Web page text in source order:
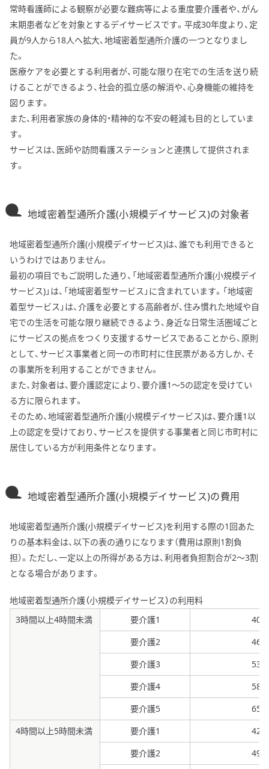
常時看護師による観察が必要な難病等による重度要介護者や、がん
末期患者などを対象とするデイサービスです。平成30年度より、定
員が9人から18人へ拡大、地域密着型通所介護の一つとなりまし
た。
医療ケアを必要とする利用者が、可能な限り在宅での生活を送り続
けることができるよう、社会的孤立感の解消や、心身機能の維持を
図ります。
また、利用者家族の身体的・精神的な不安の軽減も目的としていま
す。
サービスは、医師や訪問看護ステーションと連携して提供されま
す。
地域密着型通所介護(小規模デイサービス)の対象者
地域密着型通所介護(小規模デイサービス)は、誰でも利用できると
いうわけではありません。
最初の項目でもご説明した通り、「地域密着型通所介護(小規模デイ
サービス)」は、「地域密着型サービス」に含まれています。「地域密
着型サービス」は、介護を必要とする高齢者が、住み慣れた地域や自
宅での生活を可能な限り継続できるよう、身近な日常生活圏域ごと
にサービスの拠点をつくり支援するサービスであることから、原則
として、サービス事業者と同一の市町村に住民票がある方しか、そ
の事業所を利用することができません。
また、対象者は、要介護認定により、要介護1～5の認定を受けてい
る方に限られます。
そのため、地域密着型通所介護(小規模デイサービス)は、要介護1以
上の認定を受けており、サービスを提供する事業者と同じ市町村に
居住している方が利用条件となります。
地域密着型通所介護(小規模デイサービス)の費用
地域密着型通所介護(小規模デイサービス)を利用する際の1回あた
りの基本料金は、以下の表の通りになります（費用は原則1割負
担）。ただし、一定以上の所得がある方は、利用者負担割合が2～3割
となる場合があります。
地域密着型通所介護（小規模デイサービス）の利用料
3時間以上4時間未満
要介護1
409
要介護2
469
要介護3
530
要介護4
589
要介護5
651
4時間以上5時間未満
要介護1
428
要介護2
491